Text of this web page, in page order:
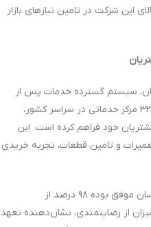
این شرکت در تامین نیازهای بازار
سیستم گسترده خدمات پس از
فروش این شرکت است که با بیش از ۳۲۶۵ مرکز خدماتی در سراسر کشور،
خود فراهم کرده است. این
و تامین قطعات، تجربه خریدی
بر اساس نظرسنجی‌های انجام‌ شده، نیکسان موفق بوده ۹۸ درصد از
از رضایتمندی، نشان‌دهنده تعهد